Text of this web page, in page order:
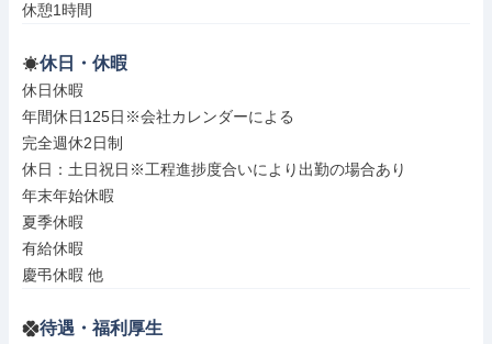
休憩1時間
休日・休暇
休日休暇
年間休日125日※会社カレンダーによる
完全週休2日制
休日：土日祝日※工程進捗度合いにより出勤の場合あり
年末年始休暇
夏季休暇
有給休暇
慶弔休暇 他
待遇・福利厚生